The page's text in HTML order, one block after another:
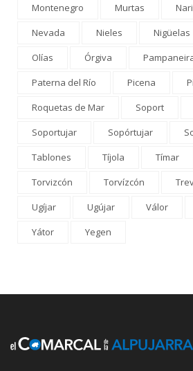
Montenegro
Murtas
Nevada
Nieles Nigüelas
Olías
Órgiva
Paterna del Río
Picena
Roquetas de Mar
Soport
Soportujar
Sopórtujar
Tablones
Tíjola Tímar
Torvizcón
Torvízcón
Ugíjar
Ugújar Válor
Yátor
Yegen